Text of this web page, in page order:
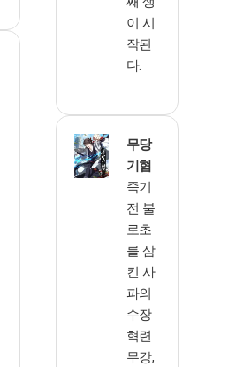
이 시
작된
다.
무당
기협
죽기
전 불
로초
를 삼
킨 사
파의
수장
혁련
무강,